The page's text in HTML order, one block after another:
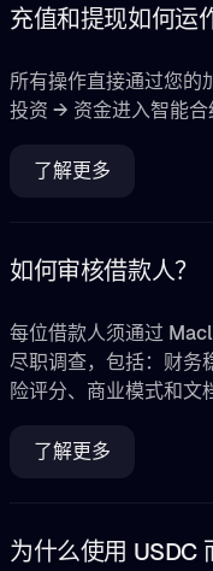
充值和提现如何运
所有操作直接通过您的
投资 → 资金进入智能合
了解更多
如何审核借款人？
每位借款人须通过
尽职调查，包括：财务
险评分、商业模式和文
了解更多
为什么使用 USDC